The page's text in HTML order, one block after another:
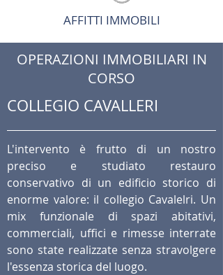
AFFITTI IMMOBILI
OPERAZIONI IMMOBILIARI IN
CORSO
COLLEGIO CAVALLERI
L'intervento è frutto di un nostro
preciso e studiato restauro
conservativo di un edificio storico di
enorme valore: il collegio Cavalelri. Un
mix funzionale di spazi abitativi,
commerciali, uffici e rimesse interrate
sono state realizzate senza stravolgere
l'essenza storica del luogo.